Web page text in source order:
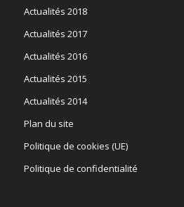
Actualités 2018
Actualités 2017
Actualités 2016
Actualités 2015
Actualités 2014
Plan du site
Politique de cookies (UE)
Politique de confidentialité